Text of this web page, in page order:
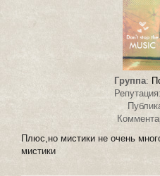
Группа:
Репутация:
Плюс,но мистики не очень
мистики